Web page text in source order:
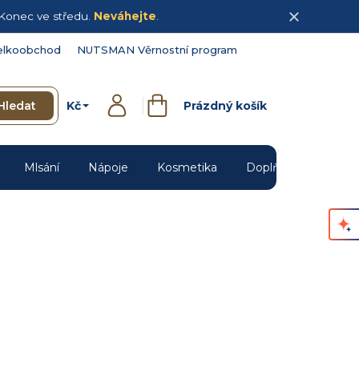
ve středu. Neváhejte
NUTSMAN Věrnostní program
Kč
PřihlášeníNákupní
Prázdný košík
Mlsání Nápoje Kosmetika Doplňky